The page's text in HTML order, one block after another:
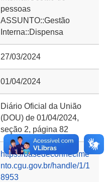
pessoas
ASSUNTO::Gestão
Interna::Dispensa
27/03/2024
01/04/2024
Diário Oficial da União
(DOU) de 01/04/2024,
seção 2, página 82
https://basedeconhecime
nto.cgu.gov.br/handle/1/1
8953